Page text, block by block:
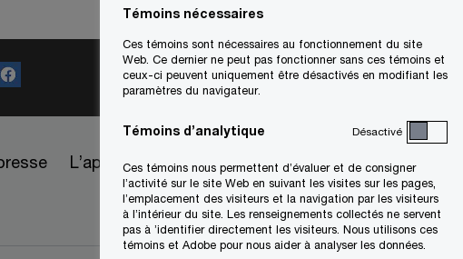
L’approvisionnement chez PwC
Témoins nécessaires
Ces témoins sont nécessaires au fonctionnement du site
Web. Ce dernier ne peut pas fonctionner sans ces témoins et
ceux-ci peuvent uniquement être désactivés en modifiant les
paramètres du navigateur.
Témoins d’analytique Désactivé
Ces témoins nous permettent d’évaluer et de consigner
l’activité sur le site Web en suivant les visites sur les pages,
l’emplacement des visiteurs et la navigation par les visiteurs
à l’intérieur du site. Les renseignements collectés ne servent
pas à ’identifier directement les visiteurs. Nous utilisons ces
témoins et Adobe pour nous aider à analyser les données.